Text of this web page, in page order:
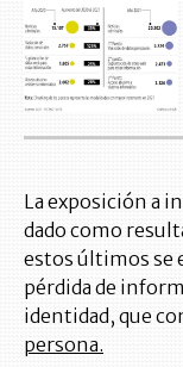
La exposición a
dado como
estos últimos se
pérdida de
identidad, que
persona.